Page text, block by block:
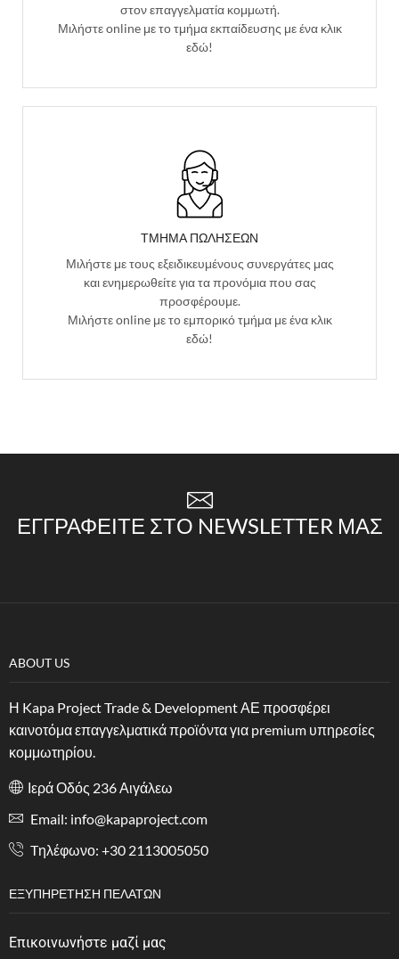
στον επαγγελματία κομμωτή.
Μιλήστε online με το τμήμα εκπαίδευσης με ένα κλικ
εδώ!
ΤΜΗΜΑ ΠΩΛΗΣΕΩΝ
Μιλήστε με τους εξειδικευμένους συνεργάτες μας
και ενημερωθείτε για τα προνόμια που σας
προσφέρουμε.
Μιλήστε online με το εμπορικό τμήμα με ένα κλικ
εδώ!
ΕΓΓΡΑΦΕΊΤΕ ΣΤΟ NEWSLETTER ΜΑΣ
ABOUT US
Η Kapa Project Trade & Development ΑΕ προσφέρει
καινοτόμα επαγγελματικά προϊόντα για premium υπηρεσίες
κομμωτηρίου.
Ιερά Οδός 236 Αιγάλεω
Email: info@kapaproject.com
Tηλέφωνο: +30 2113005050
ΕΞΥΠΗΡΈΤΗΣΗ ΠΕΛΑΤΏΝ
Επικοινωνήστε μαζί μας